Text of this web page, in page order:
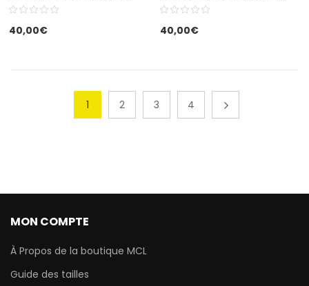
40,00€ 40,00€
1 2 3 4
MON COMPTE
À Propos de la boutique MCL
Guide des tailles